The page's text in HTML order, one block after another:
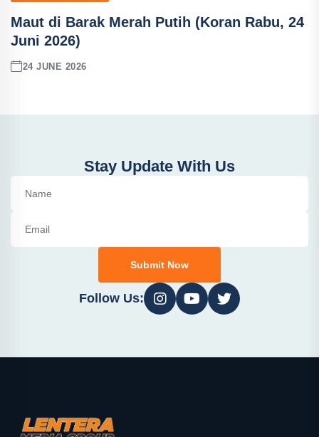
Maut di Barak Merah Putih (Koran Rabu, 24
Juni 2026)
24 JUNE 2026
Stay Update With Us
Submit Now
Follow Us: